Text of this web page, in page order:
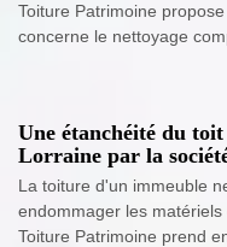
Toiture Patrimoine
concerne le nettoyage
Une étanchéité du
Lorraine par la
La toiture d'un immeuble
endommager les
Toiture Patrimoine prend